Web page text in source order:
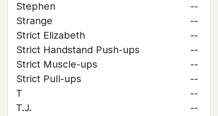
Stephen
--
Strange
--
Strict Elizabeth
--
Strict Handstand Push-ups
--
Strict Muscle-ups
--
Strict Pull-ups
--
T
--
T.J.
--